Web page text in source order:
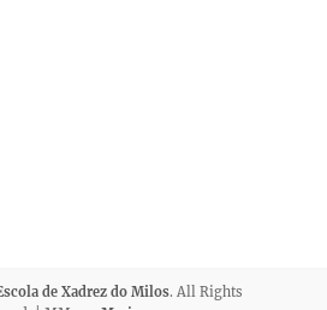
de Xadrez do Milos. All Rights